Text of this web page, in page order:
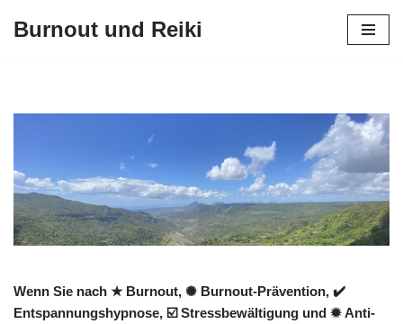
Burnout und Reiki
Wenn Sie nach ★ Burnout, ✺ Burnout-Prävention, ✔️
Entspannungshypnose, ☑️ Stressbewältigung und ✹ Anti-